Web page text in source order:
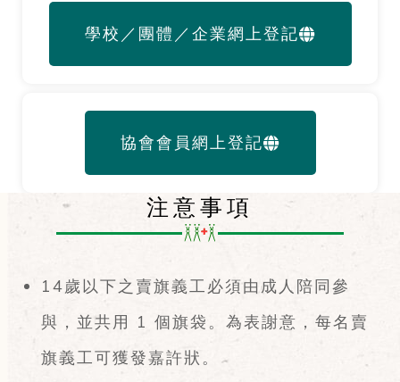
學校／團體／企業網上登記
協會會員網上登記
注意事項
14歲以下之賣旗義工必須由成人陪同參
與，並共用 1 個旗袋。為表謝意，每名賣
旗義工可獲發嘉許狀。